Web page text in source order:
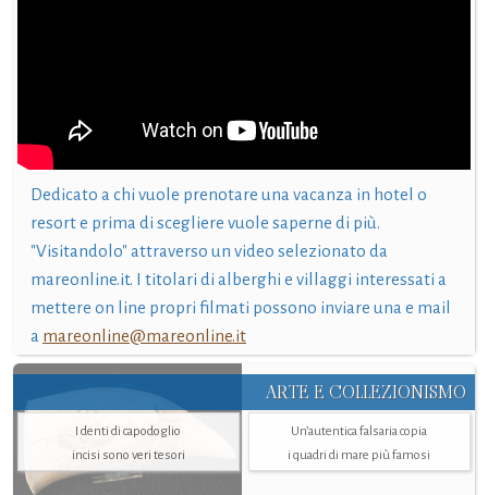
Dedicato a chi vuole prenotare una vacanza in hotel o
resort e prima di scegliere vuole saperne di più.
"Visitandolo" attraverso un video selezionato da
mareonline.it. I titolari di alberghi e villaggi interessati a
mettere on line propri filmati possono inviare una e mail
a mareonline@mareonline.it
ARTE E COLLEZIONISMO
I denti di capodoglio
incisi sono veri tesori
Un’autentica falsaria copia
i quadri di mare più famosi